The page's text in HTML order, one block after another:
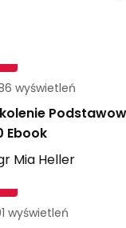
wyświetleń
Ebook
Mia Heller
wyświetleń